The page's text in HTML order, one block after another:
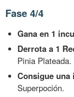
Fase 4/4
Gana en 1
Derrota a 1
Pinia Plateada.
Consigue una
Superpoción.